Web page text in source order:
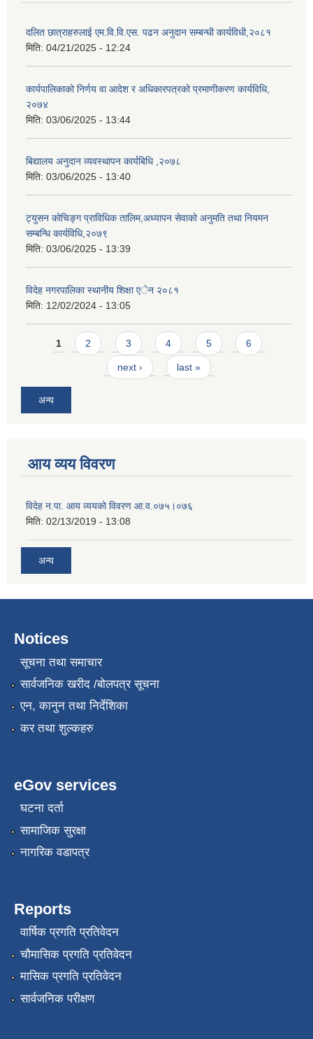
दलित छात्राहरुलाई एम.वि.वि.एस. पढन अनुदान सम्बन्धी कार्यविधी,२०८१
मिति: 04/21/2025 - 12:24
कार्यपालिकाको निर्णय वा आदेश र अधिकारपत्रको प्रमाणीकरण कार्यविधि,
२०७४
मिति: 03/06/2025 - 13:44
बिद्यालय अनुदान व्यवस्थापन कार्यबिधि ,२०७८
मिति: 03/06/2025 - 13:40
ट्युसन कोचिङ्ग प्राविधिक तालिम,अध्यापन सेवाको अनुमति तथा नियमन
सम्बन्धि कार्यविधि,२०७९
मिति: 03/06/2025 - 13:39
विदेह नगरपालिका स्थानीय शिक्षा एेन २०८१
मिति: 12/02/2024 - 13:05
Pages
1 2 3 4 5 6
next › last »
अन्य
आय व्यय विवरण
विदेह न.पा. आय व्ययको विवरण आ.व.०७५।०७६
मिति: 02/13/2019 - 13:08
अन्य
Notices
सूचना तथा समाचार
सार्वजनिक खरीद /बोलपत्र सूचना
एन, कानुन तथा निर्देशिका
कर तथा शुल्कहरु
eGov services
घटना दर्ता
सामाजिक सुरक्षा
नागरिक वडापत्र
Reports
वार्षिक प्रगति प्रतिवेदन
चौमासिक प्रगति प्रतिवेदन
मासिक प्रगति प्रतिवेदन
सार्वजनिक परीक्षण